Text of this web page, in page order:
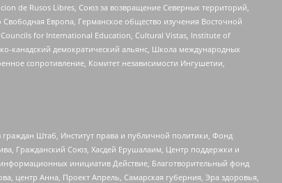
de Rusos Libres, Союз за возвращение Северных территорий,
Европа, Германское общество изучения Восточной
for International Education, Cultural Vistas, Institute of
канадский демократический альянс, Школа международных
сопротивление, Комитет независимости Ингушетии,
Штаб, Институт права и публичной политики, Фонд
Гражданский Союз, Хасдей Ерушалаим, Центр поддержки и
инициатив Действие, Благотворительный фонд
центр Анна, Проект Апрель, Самарская губерния, Эра здоровья,